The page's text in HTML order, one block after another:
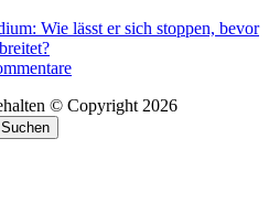
Wie lässt er sich stoppen, bevor
© Copyright 2026
Suchen